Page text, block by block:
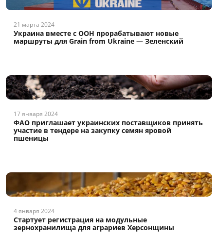
21 марта 2024
Украина вместе с ООН прорабатывают новые
маршруты для Grain from Ukraine — Зеленский
17 января 2024
ФАО приглашает украинских поставщиков принять
участие в тендере на закупку семян яровой
пшеницы
4 января 2024
Стартует регистрация на модульные
зернохранилища для аграриев Херсонщины